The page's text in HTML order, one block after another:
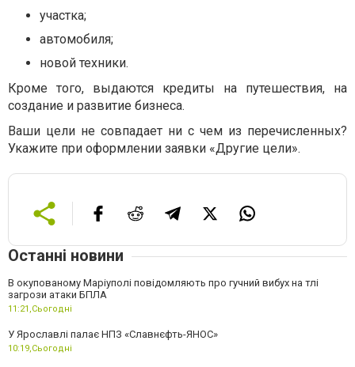
участка;
автомобиля;
новой техники.
Кроме того, выдаются кредиты на путешествия, на
создание и развитие бизнеса.
Ваши цели не совпадает ни с чем из перечисленных?
Укажите при оформлении заявки «Другие цели».
Останні новини
В окупованому Маріуполі повідомляють про гучний вибух на тлі
загрози атаки БПЛА
11:21,Сьогодні
У Ярославлі палає НПЗ «Славнєфть-ЯНОС»
10:19,Сьогодні